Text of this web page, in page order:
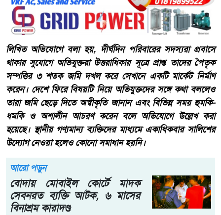
লিখিত অভিযোগে বলা হয়, দীর্ঘদিন পরিবারের সদস্যরা প্রবাসে
থাকার সুযোগে অভিযুক্তরা উত্তরাধিকার সূত্রে প্রাপ্ত তাদের পৈতৃক
সম্পত্তির ৩ শতক জমি দখল করে সেখানে একটি মার্কেট নির্মাণ
করেন। দেশে ফিরে বিষয়টি নিয়ে অভিযুক্তদের সঙ্গে কথা বললেও
তারা জমি ছেড়ে দিতে অস্বীকৃতি জানান এবং বিভিন্ন সময় হুমকি-
ধমকি ও অশালীন আচরণ করেন বলে অভিযোগে উল্লেখ করা
হয়েছে। স্থানীয় গণ্যমান্য ব্যক্তিদের মাধ্যমে একাধিকবার সালিশের
উদ্যোগ নেওয়া হলেও কোনো সমাধান হয়নি।
আরো পড়ুন
বোদায় মোবাইল কোর্টে মাদক
সেবনরত ব্যক্তি আটক, ৬ মাসের
বিনাশ্রম কারাদণ্ড